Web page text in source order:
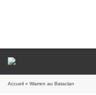
Accueil » Warren au Bataclan